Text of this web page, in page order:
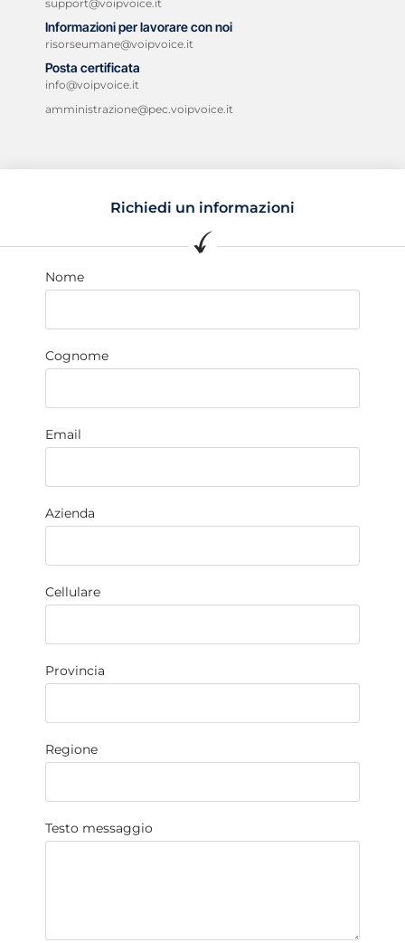
support@voipvoice.it
Informazioni per lavorare con noi
risorseumane@voipvoice.it
Posta certificata
info@voipvoice.it
amministrazione@pec.voipvoice.it
Richiedi un informazioni
Nome
Cognome
Email
Azienda
Cellulare
Provincia
Regione
Testo messaggio